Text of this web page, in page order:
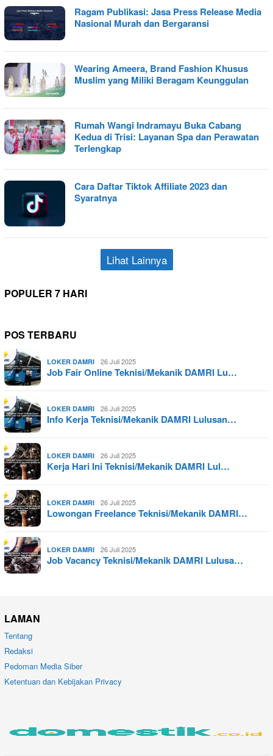
Ragam Publikasi: Jasa Press Release Media
Nasional Murah dan Bergaransi
Wearing Ameera, Brand Fashion Khusus
Muslim yang Miliki Beragam Keunggulan
Rumah Wangi Indramayu Buka Cabang
Kedua di Trisi: Layanan Spa dan Perawatan
Terlengkap
Cara Daftar Tiktok Affiliate 2023 dan
Syaratnya
Lihat Lainnya
POPULER 7 HARI
POS TERBARU
LOKER DAMRI 26 Juli 2025
Job Fair Online Teknisi/Mekanik DAMRI Lu…
LOKER DAMRI 26 Juli 2025
Info Kerja Teknisi/Mekanik DAMRI Lulusan…
LOKER DAMRI 26 Juli 2025
Kerja Hari Ini Teknisi/Mekanik DAMRI Lul…
LOKER DAMRI 26 Juli 2025
Lowongan Freelance Teknisi/Mekanik DAMRI…
LOKER DAMRI 26 Juli 2025
Job Vacancy Teknisi/Mekanik DAMRI Lulusa…
LAMAN
Tentang
Redaksi
Pedoman Media Siber
Ketentuan dan Kebijakan Privacy